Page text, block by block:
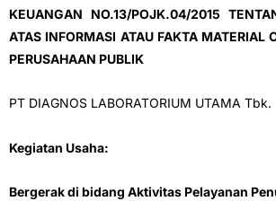
KEUANGAN NO.13/POJK.04/2015
ATAS INFORMASI ATAU FAKTA MATERIAL
PERUSAHAAN PUBLIK
PT DIAGNOS LABORATORIUM UTAMA Tbk.
Kegiatan Usaha:
Bergerak di bidang Aktivitas Pelayanan